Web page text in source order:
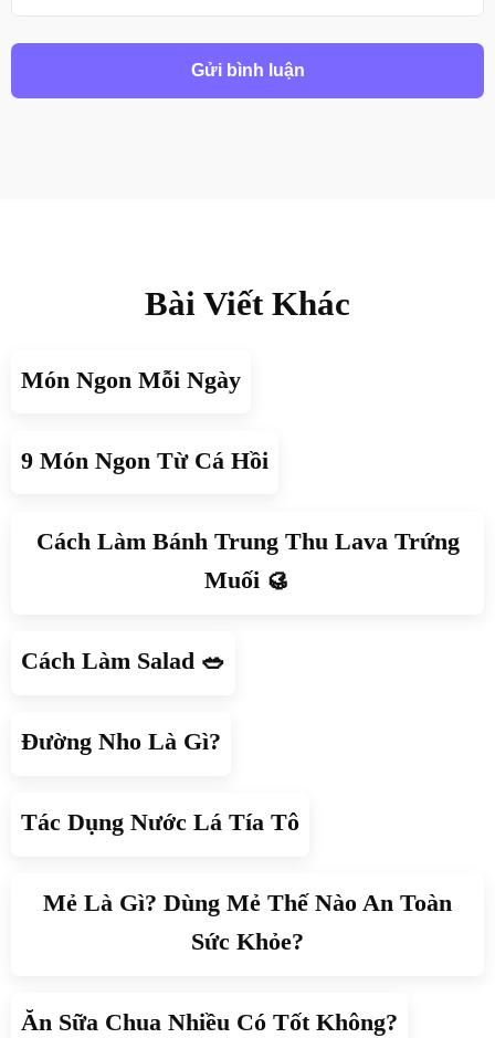
Bài Viết Khác
Món Ngon Mỗi Ngày
9 Món Ngon Từ Cá Hồi
Cách Làm Bánh Trung Thu Lava Trứng
Muối 🥮
Cách Làm Salad 🥗
Đường Nho Là Gì?
Tác Dụng Nước Lá Tía Tô
Mẻ Là Gì? Dùng Mẻ Thế Nào An Toàn
Sức Khỏe?
Ăn Sữa Chua Nhiều Có Tốt Không?